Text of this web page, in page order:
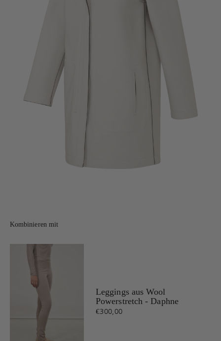
Kombinieren mit
Leggings aus Wool
Powerstretch - Daphne
€300,00